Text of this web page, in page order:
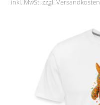
inkl. MwSt. zzgl.Versandkosten